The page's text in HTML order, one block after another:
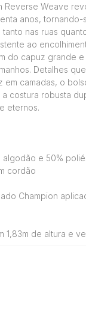
Reverse Weave
anos,
nas ruas
ao
do capuz grande
Detalhes
em camadas, o
costura robusta
eternos.
e 50%
cordão
Champion
1,83m de altura e